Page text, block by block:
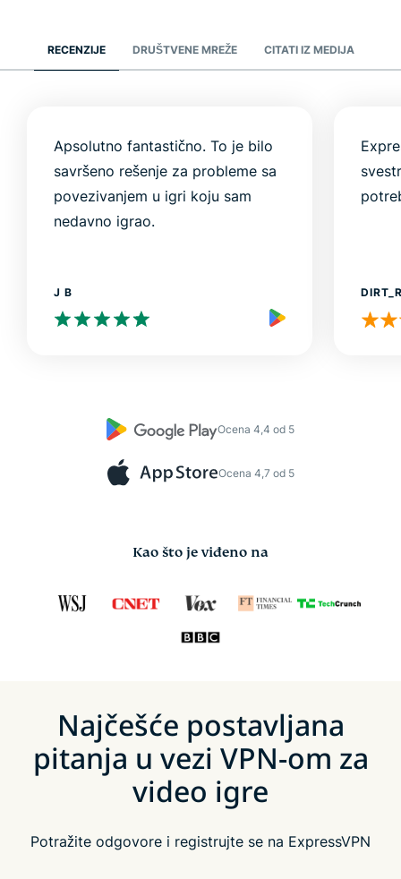
RECENZIJE DRUŠTVENE MREŽE CITATI IZ MEDIJA
Apsolutno fantastično. To je bilo
savršeno rešenje za probleme sa
povezivanjem u igri koju sam
nedavno igrao.
J B
Ocena 4,4 od 5
Ocena 4,7 od 5
Kao što je viđeno na
Najčešće postavljana
pitanja u vezi VPN-om za
video igre
Potražite odgovore i registrujte se na ExpressVPN